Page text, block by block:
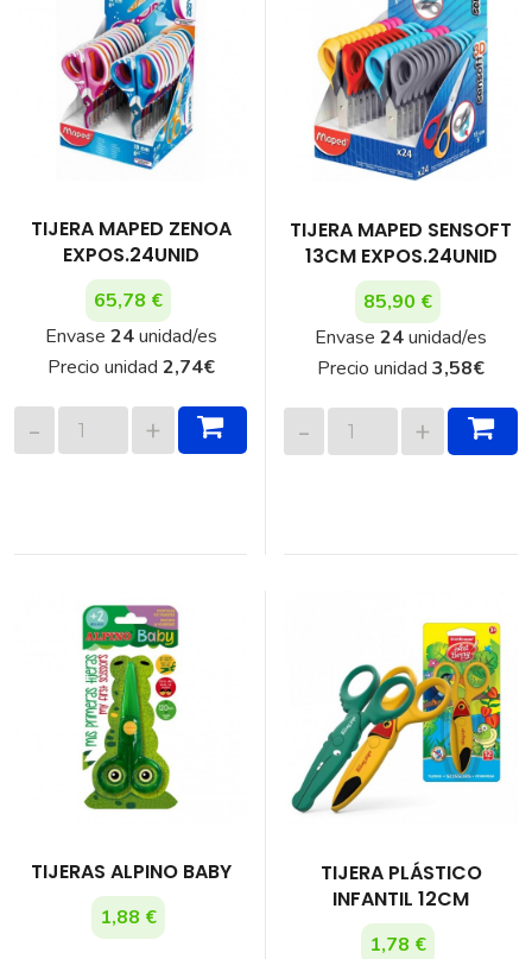
TIJERA MAPED ZENOA
EXPOS.24UNID
65,78 €
Envase 24unidad/es
Precio unidad 2,74€
TIJERA MAPED SENSOFT
13CM EXPOS.24UNID
85,90 €
Envase 24unidad/es
Precio unidad 3,58€
TIJERAS ALPINO BABY
1,88 €
TIJERA PLÁSTICO
INFANTIL 12CM
1,78 €